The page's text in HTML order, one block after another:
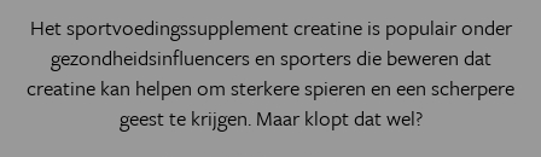
Het sportvoedingssupplement creatine is populair onder
gezondheidsinfluencers en sporters die beweren dat
creatine kan helpen om sterkere spieren en een scherpere
geest te krijgen. Maar klopt dat wel?